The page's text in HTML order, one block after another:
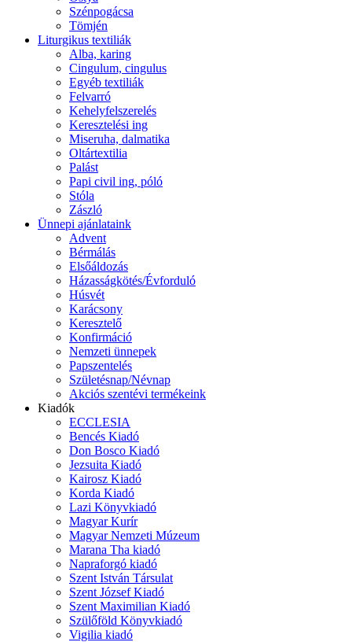
Szénpogácsa
Tömjén
Liturgikus textiliák
Alba, karing
Cingulum, cingulus
Egyéb textiliák
Felvarró
Kehelyfelszerelés
Keresztelési ing
Miseruha, dalmatika
Oltártextilia
Palást
Papi civil ing, póló
Stóla
Zászló
Ünnepi ajánlataink
Advent
Bérmálás
Elsőáldozás
Házasságkötés/Évforduló
Húsvét
Karácsony
Keresztelő
Konfirmáció
Nemzeti ünnepek
Papszentelés
Születésnap/Névnap
Akciós szentévi termékeink
Kiadók
ECCLESIA
Bencés Kiadó
Don Bosco Kiadó
Jezsuita Kiadó
Kairosz Kiadó
Korda Kiadó
Lazi Könyvkiadó
Magyar Kurír
Magyar Nemzeti Múzeum
Marana Tha kiadó
Napraforgó kiadó
Szent István Társulat
Szent József Kiadó
Szent Maximilian Kiadó
Szülőföld Könyvkiadó
Vigilia kiadó